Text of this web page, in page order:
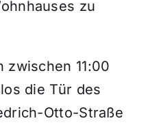
zu
zwischen 11:00
die Tür des
Otto-Straße